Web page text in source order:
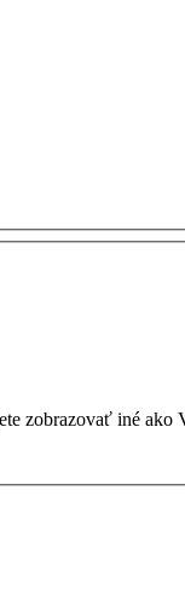
zobrazovať iné ako